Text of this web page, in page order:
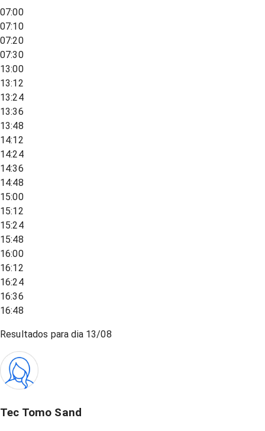
07:00
07:10
07:20
07:30
13:00
13:12
13:24
13:36
13:48
14:12
14:24
14:36
14:48
15:00
15:12
15:24
15:48
16:00
16:12
16:24
16:36
16:48
Resultados para dia 13/08
Tec Tomo Sand